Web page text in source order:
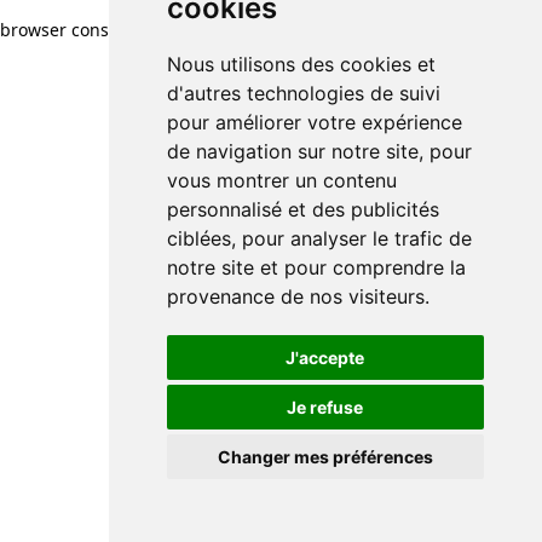
cookies
Nous utilisons des cookies et
d'autres technologies de suivi
pour améliorer votre expérience
de navigation sur notre site, pour
vous montrer un contenu
personnalisé et des publicités
ciblées, pour analyser le trafic de
notre site et pour comprendre la
provenance de nos visiteurs.
J'accepte
Je refuse
Changer mes préférences
browser console for more information)